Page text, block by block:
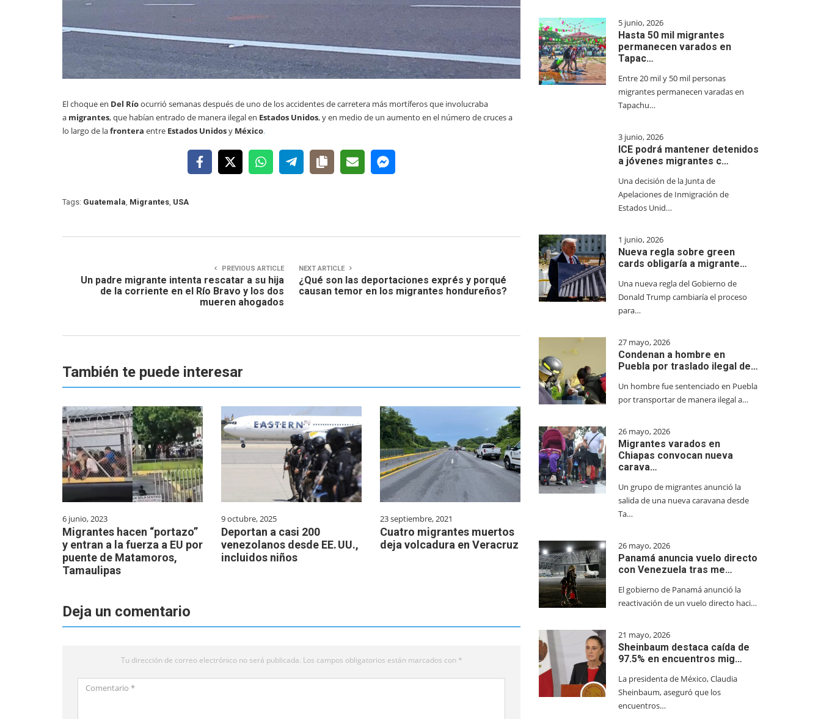
El choque en Del Ríoocurrió semanas después de uno de los accidentes de carretera más mortíferos que involucraba
a migrantes, que habían entrado de manera ilegal en Estados Unidos, y en medio de un aumento en el número de cruces a
lo largo de lafrontera entre Estados Unidosy México.
Tags: Guatemala, Migrantes, USA
PREVIOUS ARTICLE
Un padre migrante intenta rescatar a su hija
de la corriente en el Río Bravo y los dos
mueren ahogados
NEXT ARTICLE
¿Qué son las deportaciones exprés y porqué
causan temor en los migrantes hondureños?
También te puede interesar
6 junio, 2023
Migrantes hacen “portazo”
y entran a la fuerza a EU por
puente de Matamoros,
Tamaulipas
9 octubre, 2025
Deportan a casi 200
venezolanos desde EE. UU.,
incluidos niños
23 septiembre, 2021
Cuatro migrantes muertos
deja volcadura en Veracruz
Deja un comentario
Tu dirección de correo electrónico no será publicada. Los campos obligatorios están marcados con *
Comentario
5 junio, 2026
Hasta 50 mil migrantes
permanecen varados en
Tapac…
Entre 20 mil y 50 mil personas
migrantes permanecen varadas en
Tapachu…
3 junio, 2026
ICE podrá mantener detenidos
a jóvenes migrantes c…
Una decisión de la Junta de
Apelaciones de Inmigración de
Estados Unid…
1 junio, 2026
Nueva regla sobre green
cards obligaría a migrante…
Una nueva regla del Gobierno de
Donald Trump cambiaría el proceso
para…
27 mayo, 2026
Condenan a hombre en
Puebla por traslado ilegal de…
Un hombre fue sentenciado en Puebla
por transportar de manera ilegal a…
26 mayo, 2026
Migrantes varados en
Chiapas convocan nueva
carava…
Un grupo de migrantes anunció la
salida de una nueva caravana desde
Ta…
26 mayo, 2026
Panamá anuncia vuelo directo
con Venezuela tras me…
El gobierno de Panamá anunció la
reactivación de un vuelo directo haci…
21 mayo, 2026
Sheinbaum destaca caída de
97.5% en encuentros mig…
La presidenta de México, Claudia
Sheinbaum, aseguró que los
encuentros…